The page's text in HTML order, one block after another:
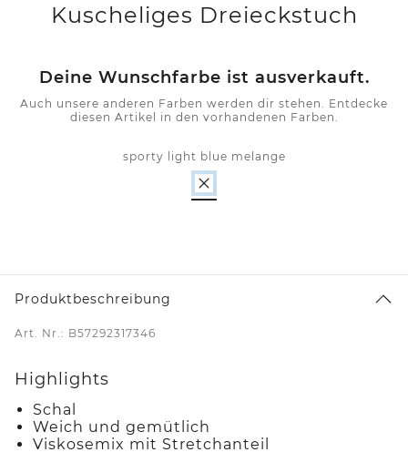
Kuscheliges Dreieckstuch
Deine Wunschfarbe ist ausverkauft.
Auch unsere anderen Farben werden dir stehen. Entdecke
diesen Artikel in den vorhandenen Farben.
sporty light blue melange
Produktbeschreibung
Art. Nr.: B57292317346
Highlights
Schal
Weich und gemütlich
Viskosemix mit Stretchanteil